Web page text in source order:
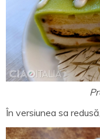
În versiunea sa redusă,